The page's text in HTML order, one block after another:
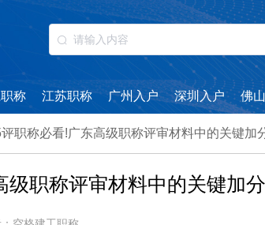
称 江苏职称 广州入户 深圳入户 佛
职称必看!广东高级职称评审材料中的关键加
级职称评审材料中的关键加